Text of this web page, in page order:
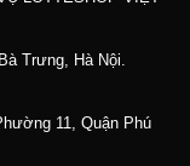
Trưng, Hà Nội.
11, Quận Phú